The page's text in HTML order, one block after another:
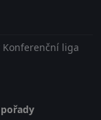
Konferenční liga